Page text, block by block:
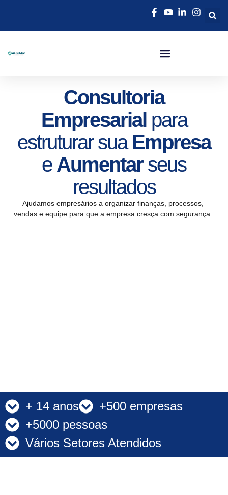
Consultoria
Empresarial para
estruturar suaEmpresa
e Aumentarseus
resultados
Ajudamos empresários a organizar finanças, processos,
vendas e equipe para que a empresa cresça com segurança.
+ 14 anos
+500 empresas
+5000 pessoas
Vários Setores Atendidos